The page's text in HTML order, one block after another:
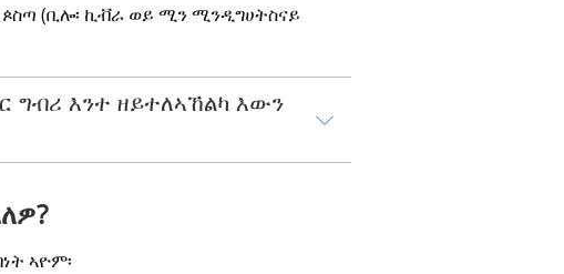
(ቢሎ፡ ኪቭራ ወይ ሚን ሚንዲግሀትስናይ
ግብሪ እንተ ዘይተለኣኸልካ እውን
ኣዮም፡